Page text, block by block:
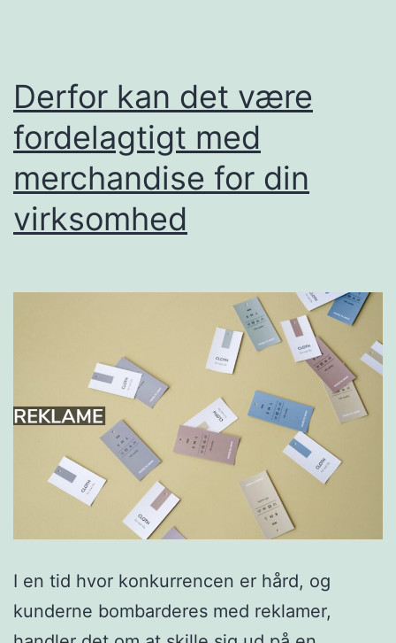
Derfor kan det være
fordelagtigt med
merchandise for din
virksomhed
I en tid hvor konkurrencen er hård, og
kunderne bombarderes med reklamer,